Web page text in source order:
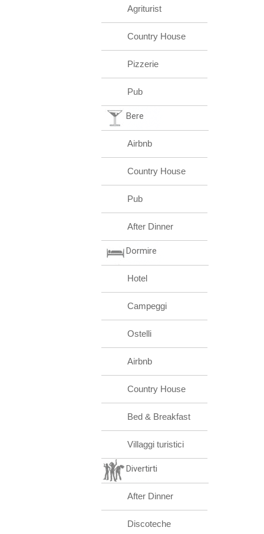
Agriturist
Country House
Pizzerie
Pub
Bere
Airbnb
Country House
Pub
After Dinner
Dormire
Hotel
Campeggi
Ostelli
Airbnb
Country House
Bed & Breakfast
Villaggi turistici
Divertirti
After Dinner
Discoteche